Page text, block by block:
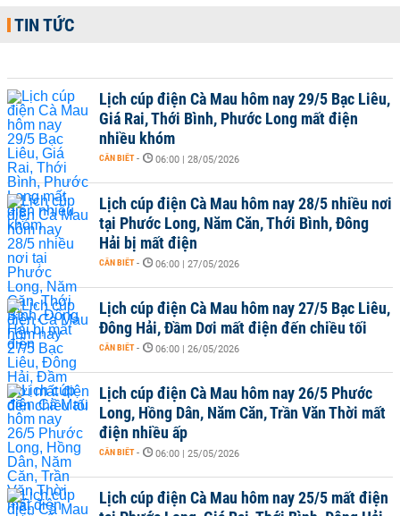
TIN TỨC
Lịch cúp điện Cà Mau hôm nay 29/5 Bạc Liêu,
Giá Rai, Thới Bình, Phước Long mất điện
nhiều khóm
CẦN BIẾT - 06:00 | 28/05/2026
Lịch cúp điện Cà Mau hôm nay 28/5 nhiều nơi
tại Phước Long, Năm Căn, Thới Bình, Đông
Hải bị mất điện
CẦN BIẾT - 06:00 | 27/05/2026
Lịch cúp điện Cà Mau hôm nay 27/5 Bạc Liêu,
Đông Hải, Đầm Dơi mất điện đến chiều tối
CẦN BIẾT - 06:00 | 26/05/2026
Lịch cúp điện Cà Mau hôm nay 26/5 Phước
Long, Hồng Dân, Năm Căn, Trần Văn Thời mất
điện nhiều ấp
CẦN BIẾT - 06:00 | 25/05/2026
Lịch cúp điện Cà Mau hôm nay 25/5 mất điện